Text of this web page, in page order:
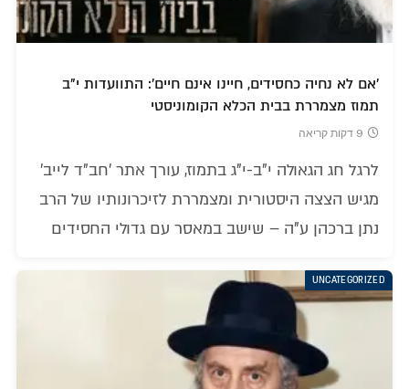
'אם לא נחיה כחסידים, חיינו אינם חיים': התוועדות י"ב
תמוז מצמררת בבית הכלא הקומוניסטי
9 דקות קריאה
לרגל חג הגאולה י"ב-י"ג בתמוז, עורך אתר 'חב"ד לייב'
מגיש הצצה היסטורית ומצמררת לזיכרונותיו של הרב
נתן ברכהן ע"ה – שישב במאסר עם גדולי החסידים
UNCATEGORIZED